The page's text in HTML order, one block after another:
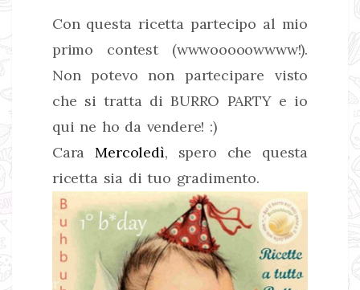
Con questa ricetta partecipo al mio
primo contest (wwwooooowwww!).
Non potevo non partecipare visto
che si tratta di BURRO PARTY e io
qui ne ho da vendere! :)
CaraMercoledì, spero che questa
ricetta sia di tuo gradimento.